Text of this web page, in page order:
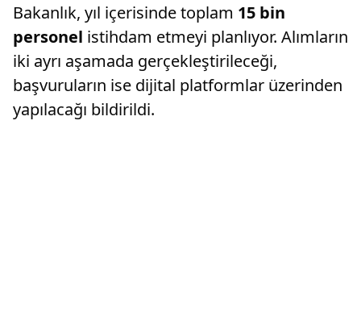
Bakanlık, yıl içerisinde toplam 15 bin
personel istihdam etmeyi planlıyor. Alımların
iki ayrı aşamada gerçekleştirileceği,
başvuruların ise dijital platformlar üzerinden
yapılacağı bildirildi.